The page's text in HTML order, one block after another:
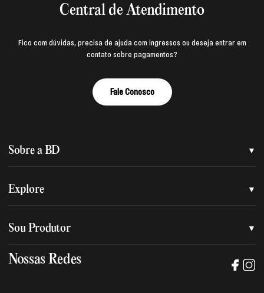
Central de Atendimento
Fico com dúvidas, precisa de ajuda com ingressos ou deseja entrar em
contato sobre pagamentos?
Fale Conosco
Sobre a BD
Quem somos
Política de privacidade
Explore
Assessoria de imprensa
Trabalhe na BD
Sou Produtor
Manual de mídia e da marca BD
Nossas Redes